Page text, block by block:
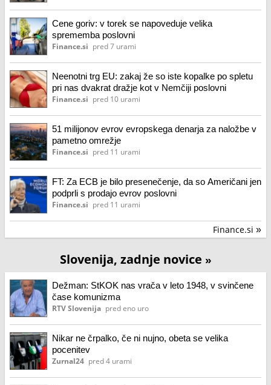
Cene goriv: v torek se napoveduje velika
sprememba poslovni
Finance.si pred 7 urami
Neenotni trg EU: zakaj že so iste kopalke po spletu
pri nas dvakrat dražje kot v Nemčiji poslovni
Finance.si pred 10 urami
51 milijonov evrov evropskega denarja za naložbe v
pametno omrežje
Finance.si pred 11 urami
FT: Za ECB je bilo presenečenje, da so Američani jen
podprli s prodajo evrov poslovni
Finance.si pred 11 urami
Finance.si »
Slovenija, zadnje novice »
Dežman: StKOK nas vrača v leto 1948, v svinčene
čase komunizma
RTV Slovenija pred eno uro
Nikar ne črpalko, če ni nujno, obeta se velika
pocenitev
Zurnal24 pred 4 urami